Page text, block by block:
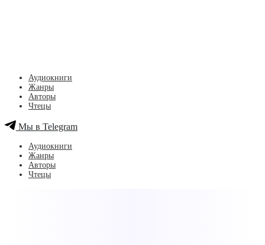
Аудиокниги
Жанры
Авторы
Чтецы
Мы в Telegram
Аудиокниги
Жанры
Авторы
Чтецы